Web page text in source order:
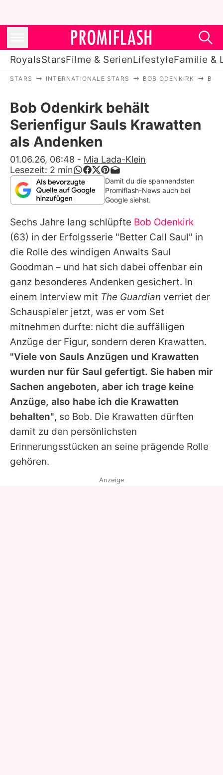
RoyalsStarsFilme & SerienLifestyleFamilie &
Stars
Filme & Serien
Lifestyle
Familie & Liebe
Promiflash Exklusiv
Alle Themen auf Promiflash
Jobs
App runterladen
Team
Redaktionelle Richtlinien
Impressum
Datenschutzerklärung
Nutzungsbedingungen
Utiq verwalten
STARS INTERNATIONALE STARS BOB ODENKIRK
Bob Odenkirk behält
Serienfigur Sauls Krawatten
als Andenken
01.06.26, 06:48 - Mia Lada-Klein
Lesezeit: 2 min
Damit du die spannendsten
Promiflash-News auch bei
Google siehst.
Sechs Jahre lang schlüpfte Bob Odenkirk
(63) in der Erfolgsserie "Better Call Saul" in
die Rolle des windigen Anwalts Saul
Goodman – und hat sich dabei offenbar ein
ganz besonderes Andenken gesichert. In
einem Interview mit The Guardian verriet der
Schauspieler jetzt, was er vom Set
mitnehmen durfte: nicht die auffälligen
Anzüge der Figur, sondern deren Krawatten.
"Viele von Sauls Anzügen und Krawatten
wurden nur für Saul gefertigt. Sie haben mir
Sachen angeboten, aber ich trage keine
Anzüge, also habe ich die Krawatten
behalten", so Bob. Die Krawatten dürften
damit zu den persönlichsten
Erinnerungsstücken an seine prägende Rolle
gehören.
Anzeige